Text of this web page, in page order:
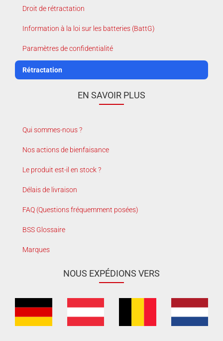
Droit de rétractation
Information à la loi sur les batteries (BattG)
Paramètres de confidentialité
Rétractation
EN SAVOIR PLUS
Qui sommes-nous ?
Nos actions de bienfaisance
Le produit est-il en stock ?
Délais de livraison
FAQ (Questions fréquemment posées)
BSS Glossaire
Marques
NOUS EXPÉDIONS VERS